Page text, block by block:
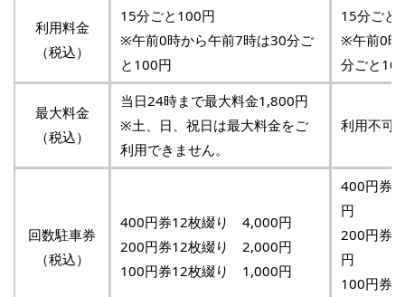
利用料金
（税込）
15分ごと100円
※午前0時から午前7時は30分ご
と100円
15分ごと
※午前0時
分ごと
最大料金
（税込）
当日24時まで最大料金1,800円
※土、日、祝日は最大料金をご
利用できません。
利用不可
回数駐車券
（税込）
400円券12枚綴り 4,000円
200円券12枚綴り 2,000円
100円券12枚綴り 1,000円
400円券
円
200円券
円
100円券